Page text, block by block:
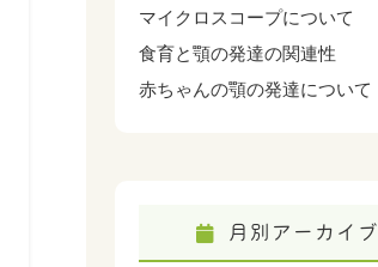
マイクロスコープについて
食育と顎の発達の関連性
赤ちゃんの顎の発達について
月別アーカイブ